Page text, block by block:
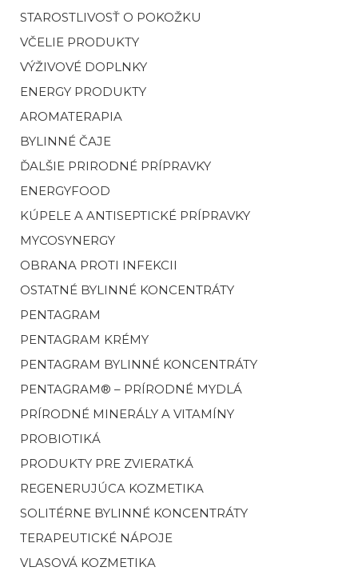
STAROSTLIVOSŤ O POKOŽKU
VČELIE PRODUKTY
VÝŽIVOVÉ DOPLNKY
ENERGY PRODUKTY
AROMATERAPIA
BYLINNÉ ČAJE
ĎALŠIE PRIRODNÉ PRÍPRAVKY
ENERGYFOOD
KÚPELE A ANTISEPTICKÉ PRÍPRAVKY
MYCOSYNERGY
OBRANA PROTI INFEKCII
OSTATNÉ BYLINNÉ KONCENTRÁTY
PENTAGRAM
PENTAGRAM KRÉMY
PENTAGRAM BYLINNÉ KONCENTRÁTY
PENTAGRAM® – PRÍRODNÉ MYDLÁ
PRÍRODNÉ MINERÁLY A VITAMÍNY
PROBIOTIKÁ
PRODUKTY PRE ZVIERATKÁ
REGENERUJÚCA KOZMETIKA
SOLITÉRNE BYLINNÉ KONCENTRÁTY
TERAPEUTICKÉ NÁPOJE
VLASOVÁ KOZMETIKA